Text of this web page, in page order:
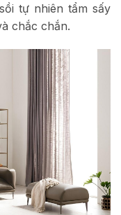
tự nhiên tẩm sấy
chắc chắn.